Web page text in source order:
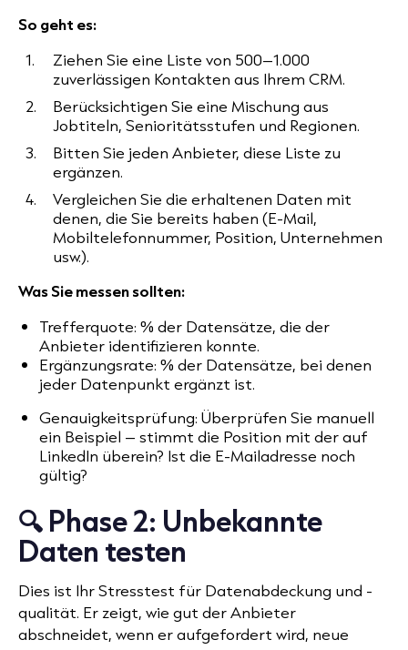
So geht es:
Ziehen Sie eine Liste von 500–1.000
zuverlässigen Kontakten aus Ihrem CRM.
Berücksichtigen Sie eine Mischung aus
Jobtiteln, Senioritätsstufen und Regionen.
Bitten Sie jeden Anbieter, diese Liste zu
ergänzen.
Vergleichen Sie die erhaltenen Daten mit
denen, die Sie bereits haben (E-Mail,
Mobiltelefonnummer, Position, Unternehmen
usw.).
Was Sie messen sollten:
Trefferquote: % der Datensätze, die der
Anbieter identifizieren konnte.
Ergänzungsrate: % der Datensätze, bei denen
jeder Datenpunkt ergänzt ist.
Genauigkeitsprüfung: Überprüfen Sie manuell
ein Beispiel – stimmt die Position mit der auf
LinkedIn überein? Ist die E-Mailadresse noch
gültig?
🔍 Phase 2: Unbekannte
Daten testen
Dies ist Ihr Stresstest für Datenabdeckung und -
qualität. Er zeigt, wie gut der Anbieter
abschneidet, wenn er aufgefordert wird, neue